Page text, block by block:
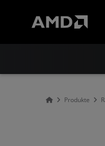
Produkte